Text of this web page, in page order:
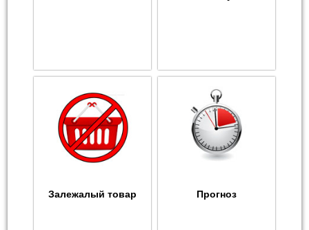
Залежалый товар Прогноз